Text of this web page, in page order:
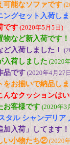
可能なソファです
ングセット入荷し
です (2020年5月5日)
など新入荷です！
入荷しました！
入荷しました (2020
品です (2020年4月27
をお揃いで納品し
んなクッションは
お客様です (2020年3
タル シャンデリア
入荷」してます！
い小物たち②(2020